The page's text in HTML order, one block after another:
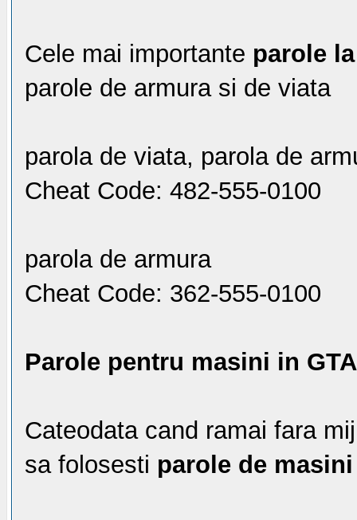
Cele mai importante parole
parole de armura si de viata
parola de viata, parola de
Cheat Code: 482-555-0100
parola de armura
Cheat Code: 362-555-0100
Parole pentru masini in
Cateodata cand ramai fara
sa folosesti parole de